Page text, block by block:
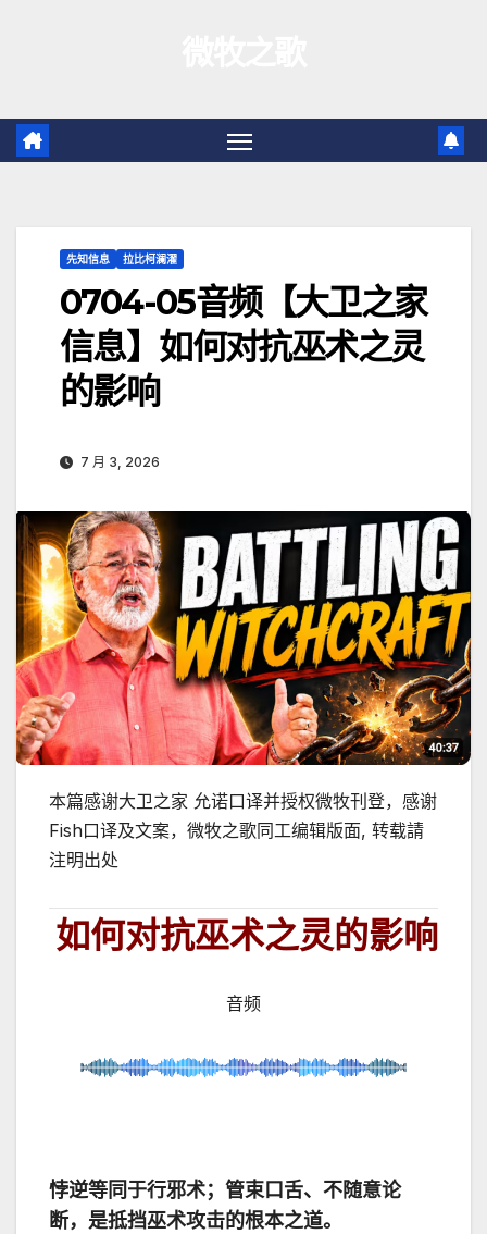
容
先知信息 拉比柯澜濯
0704-05音频【大卫之家
信息】如何对抗巫术之灵
的影响
7 月 3, 2026
本篇感谢大卫之家 允诺口译并授权微牧刊登，感谢
Fish口译及文案，微牧之歌同工编辑版面, 转载請
注明出处
如何对抗巫术之灵的影响
音频
悖逆等同于行邪术；管束口舌、不随意论
断，是抵挡巫术攻击的根本之道。